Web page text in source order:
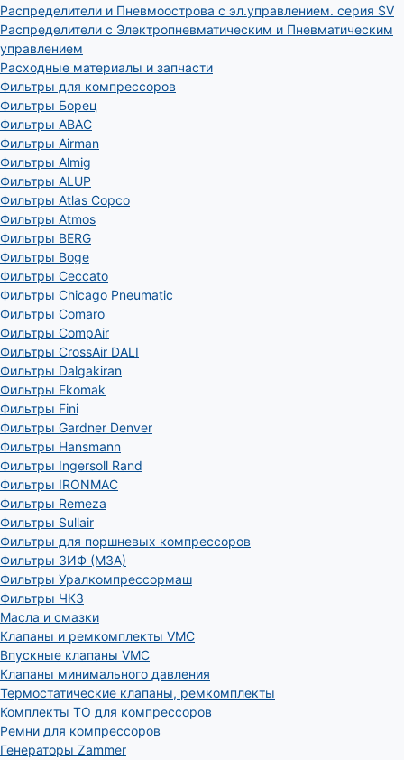
Распределители и Пневмоострова с эл.управлением. серия SV
Распределители с Электропневматическим и Пневматическим
управлением
Расходные материалы и запчасти
Фильтры для компрессоров
Фильтры Борец
Фильтры ABAC
Фильтры Airman
Фильтры Almig
Фильтры ALUP
Фильтры Atlas Copco
Фильтры Atmos
Фильтры BERG
Фильтры Boge
Фильтры Ceccato
Фильтры Chicago Pneumatic
Фильтры Comaro
Фильтры CompAir
Фильтры CrossAir DALI
Фильтры Dalgakiran
Фильтры Ekomak
Фильтры Fini
Фильтры Gardner Denver
Фильтры Hansmann
Фильтры Ingersoll Rand
Фильтры IRONMAC
Фильтры Remeza
Фильтры Sullair
Фильтры для поршневых компрессоров
Фильтры ЗИФ (МЗА)
Фильтры Уралкомпрессормаш
Фильтры ЧКЗ
Масла и смазки
Клапаны и ремкомплекты VMC
Впускные клапаны VMC
Клапаны минимального давления
Термостатические клапаны, ремкомплекты
Комплекты ТО для компрессоров
Ремни для компрессоров
Генераторы Zammer